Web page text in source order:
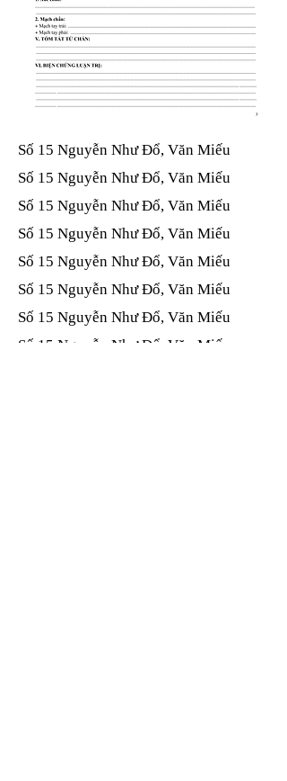
Số 15 Nguyễn Như Đổ, Văn Miếu​​​​
Số 15 Nguyễn Như Đổ, Văn Miếu​​​​
Số 15 Nguyễn Như Đổ, Văn Miếu​​​​
Số 15 Nguyễn Như Đổ, Văn Miếu​​​​
Số 15 Nguyễn Như Đổ, Văn Miếu​​​​
Số 15 Nguyễn Như Đổ, Văn Miếu​​​​
Số 15 Nguyễn Như Đổ, Văn Miếu​​​​
Số 15 Nguyễn Như Đổ, Văn Miếu​​​​